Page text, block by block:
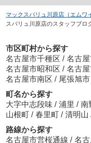
マックスバリュ川原店（エムワ
スバリュ川原店のスタッフブロ
市区町村から探す
名古屋市千種区 / 名古
名古屋市昭和区 / 名古
名古屋市南区 / 尾張旭市
町名から探す
大字中志段味 / 浦里 / 南
山根町 / 春里町 / 清明山
路線から探す
名古屋市営桜通線 / 名